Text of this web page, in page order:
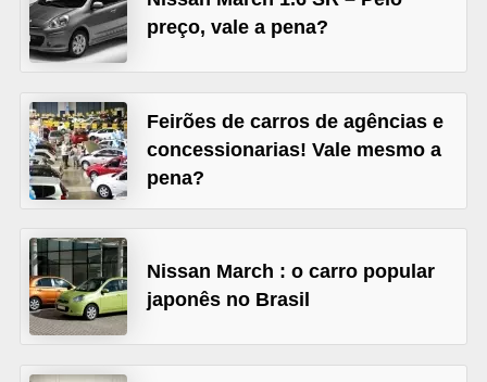
preço, vale a pena?
Feirões de carros de agências e
concessionarias! Vale mesmo a
pena?
Nissan March : o carro popular
japonês no Brasil
s
e
e
í
c
l
o
s